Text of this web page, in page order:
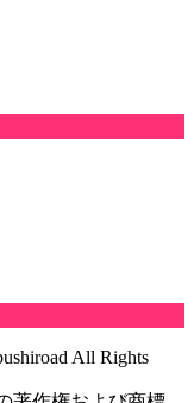
All Rights